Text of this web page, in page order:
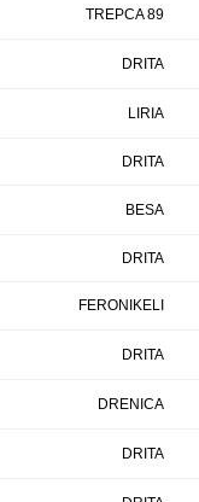
TREPCA 89
DRITA
LIRIA
DRITA
BESA
DRITA
FERONIKELI
DRITA
DRENICA
DRITA